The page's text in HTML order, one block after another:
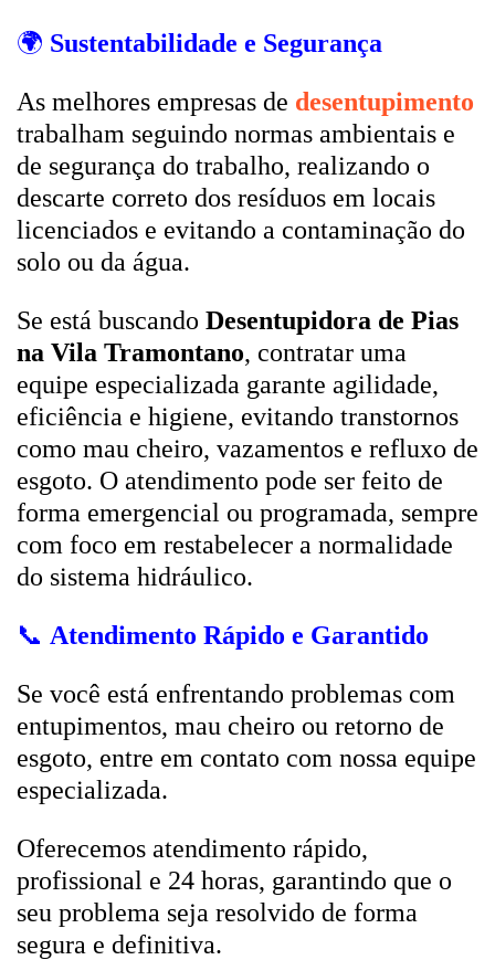
🌍 Sustentabilidade e Segurança
As melhores empresas de desentupimento
trabalham seguindo normas ambientais e
de segurança do trabalho, realizando o
descarte correto dos resíduos em locais
licenciados e evitando a contaminação do
solo ou da água.
Se está buscando Desentupidora de Pias
na Vila Tramontano, contratar uma
equipe especializada garante agilidade,
eficiência e higiene, evitando transtornos
como mau cheiro, vazamentos e refluxo de
esgoto. O atendimento pode ser feito de
forma emergencial ou programada, sempre
com foco em restabelecer a normalidade
do sistema hidráulico.
📞 Atendimento Rápido e Garantido
Se você está enfrentando problemas com
entupimentos, mau cheiro ou retorno de
esgoto, entre em contato com nossa equipe
especializada.
Oferecemos atendimento rápido,
profissional e 24 horas, garantindo que o
seu problema seja resolvido de forma
segura e definitiva.